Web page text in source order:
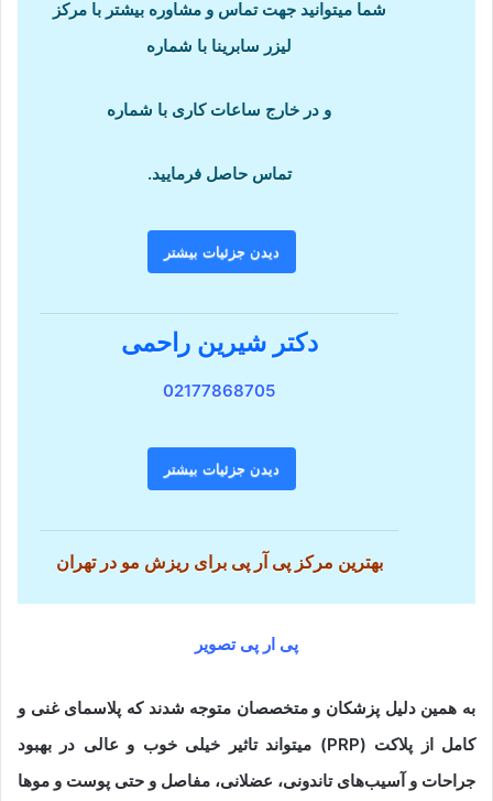
شما میتوانید جهت تماس و مشاوره بیشتر با مرکز
لیزر سابرینا با شماره
و در خارج ساعات کاری با شماره
تماس حاصل فرمایید.
دیدن جزئیات بیشتر
دکتر شیرین راحمی
02177868705
دیدن جزئیات بیشتر
بهترین مرکز پی آر پی برای ریزش مو در تهران
پی ار پی تصویر
به همین دلیل پزشکان و متخصصان متوجه شدند که پلاسمای غنی و
کامل از پلاکت (PRP) میتواند تاثیر خیلی خوب و عالی در بهبود
جراحات و آسیب‌های تاندونی، عضلانی، مفاصل و حتی پوست و موها